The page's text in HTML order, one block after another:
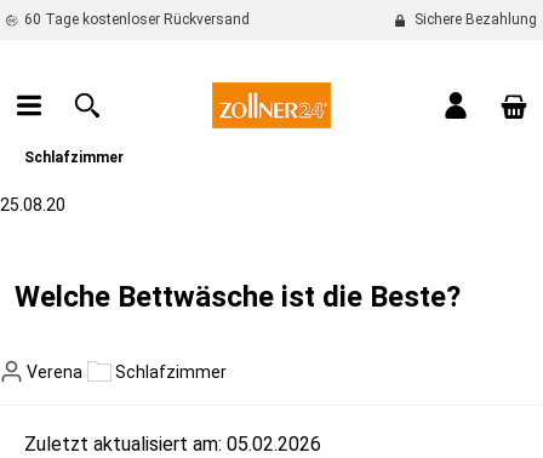
springen
60 Tage kostenloser Rückversand Sichere Bezahlung
Schlafzimmer
25.08.20
Welche Bettwäsche ist die Beste?
Verena Schlafzimmer
Zuletzt aktualisiert am: 05.02.2026